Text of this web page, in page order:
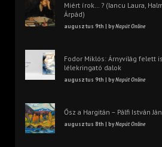
Miért írok… ? (Iancu Laura,
Árpád)
augusztus 9th | byNapút Online
Fodor Miklós: Árnyvilág felett
lélekringató dalok
augusztus 9th | byNapút Online
Ősz a Hargitán – Pálfi István
augusztus 8th | byNapút Online